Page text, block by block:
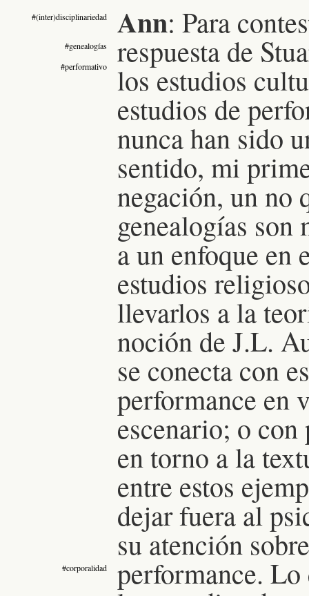
Ann:
#(inter)disciplinariedad
#genealogías
#performativo
Para
respuesta de
los estudios
estudios de
nunca han sido
sentido, mi
negación, un no
genealogías
a un enfoque en
estudios
llevarlos a la
noción de J.L.
se conecta con
performance en
escenario; o
en torno a la
entre estos
dejar fuera al
su atención
performance.
#corporalidad Lo